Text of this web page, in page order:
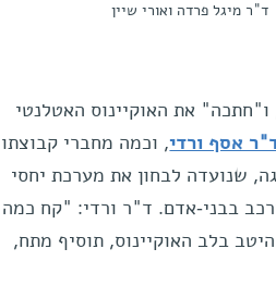
ד"ר מיגל פרדה ואורי שיין
את האוקיינוס האטלנטי
אסף ורדי, וכמה מחברי קבוצתו
שנועדה לבחון את מערכת יחסי
בבני-אדם. ד"ר ורדי: "קח כמה
בלב האוקיינוס, תוסיף מתח,